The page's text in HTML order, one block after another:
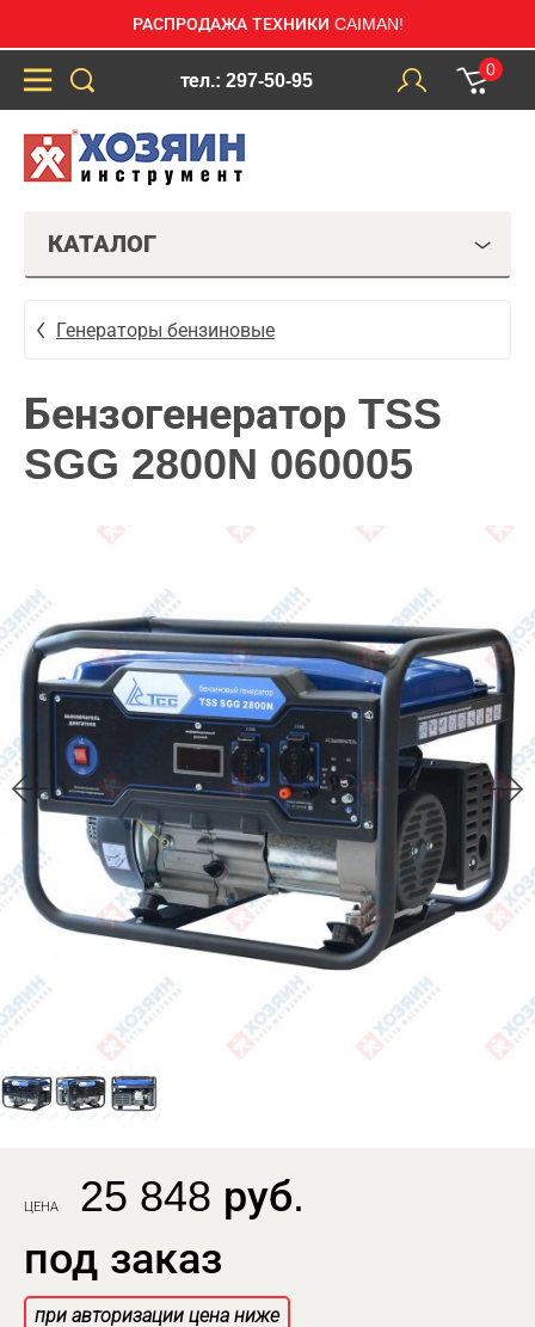
РАСПРОДАЖА ТЕХНИКИ CAIMAN!
тел.: 297-50-95
0
КАТАЛОГ
Генераторы бензиновые
Бензогенератор TSS
SGG 2800N 060005
ЦЕНА
25 848 руб.
под заказ
при авторизации цена ниже